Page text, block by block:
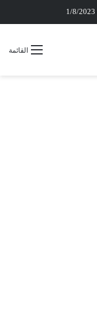
القائمة